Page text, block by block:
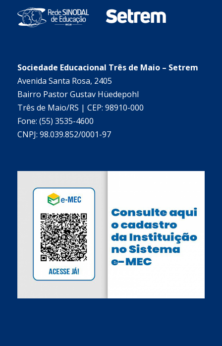
Sociedade Educacional Três de Maio – Setrem
Avenida Santa Rosa, 2405
Bairro Pastor Gustav Hüedepohl
Três de Maio/RS | CEP: 98910-000
Fone: (55) 3535-4600
CNPJ: 98.039.852/0001-97